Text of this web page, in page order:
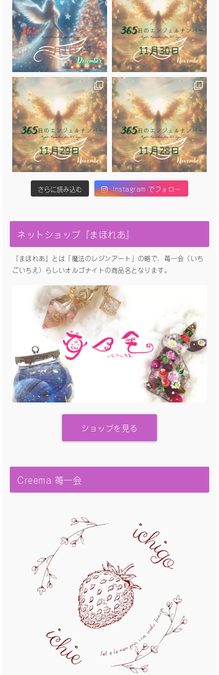
さらに読み込む Instagram でフォロー
ネットショップ『まほれあ』
『まほれあ』とは「魔法のレジンアート」の略で、苺一会（いち
ごいちえ）らしいオルゴナイトの商品名となります。
ショップを見る
Creema 苺一会